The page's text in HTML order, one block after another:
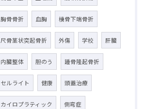
胸骨骨折 血胸 橈骨下端骨折
尺骨茎状突起骨折 外傷 学校 肝臓
内臓整体 胆のう 踵骨隆起骨折
セルライト 健康 頭蓋治療
カイロプラティック 側弯症